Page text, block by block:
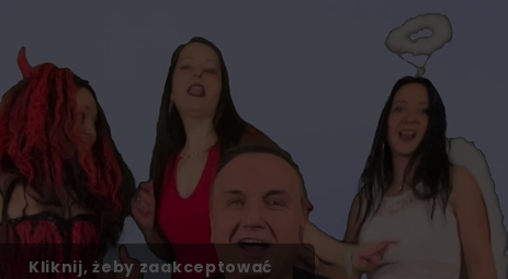
Kliknij, żeby zaakceptować